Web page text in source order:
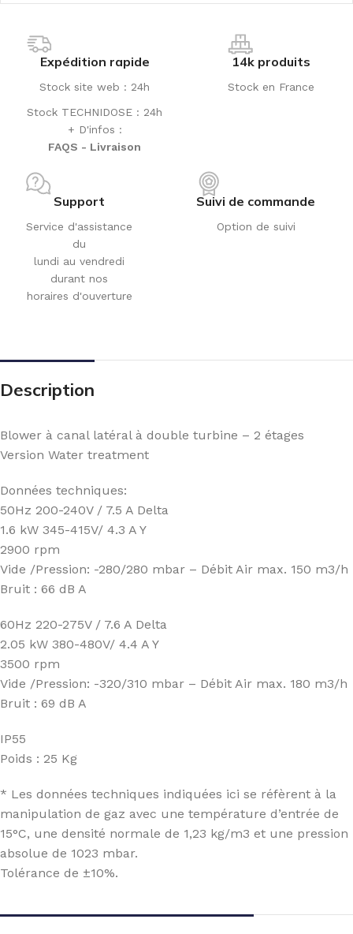
Expédition rapide
Stock site web : 24h
Stock TECHNIDOSE : 24h
+ D'infos :
FAQS - Livraison
14k produits
Stock en France
Support
Service d'assistance
du
lundi au vendredi
durant nos
horaires d'ouverture
Suivi de commande
Option de suivi
Description
Blower à canal latéral à double turbine – 2 étages
Version Water treatment
Données techniques:
50Hz 200-240V / 7.5 A Delta
1.6 kW 345-415V/ 4.3 A Y
2900 rpm
Vide /Pression: -280/280 mbar – Débit Air max. 150 m3/h
Bruit : 66 dB A
60Hz 220-275V / 7.6 A Delta
2.05 kW 380-480V/ 4.4 A Y
3500 rpm
Vide /Pression: -320/310 mbar – Débit Air max. 180 m3/h
Bruit : 69 dB A
IP55
Poids : 25 Kg
* Les données techniques indiquées ici se réfèrent à la
manipulation de gaz avec une température d’entrée de
15°C, une densité normale de 1,23 kg/m3 et une pression
absolue de 1023 mbar.
Tolérance de ±10%.